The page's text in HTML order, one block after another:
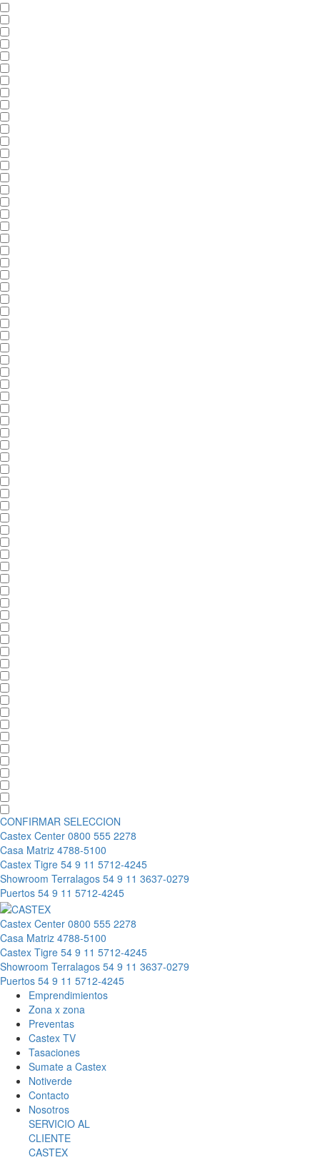
CONFIRMAR SELECCION
Castex Center 0800 555 2278
Casa Matriz 4788-5100
Castex Tigre 54 9 11 5712-4245
Showroom Terralagos 54 9 11 3637-0279
Puertos 54 9 11 5712-4245
Castex Center 0800 555 2278
Casa Matriz 4788-5100
Castex Tigre 54 9 11 5712-4245
Showroom Terralagos 54 9 11 3637-0279
Puertos 54 9 11 5712-4245
Emprendimientos
Zona x zona
Preventas
Castex TV
Tasaciones
Sumate a Castex
Notiverde
Contacto
Nosotros
SERVICIO AL
CLIENTE
CASTEX